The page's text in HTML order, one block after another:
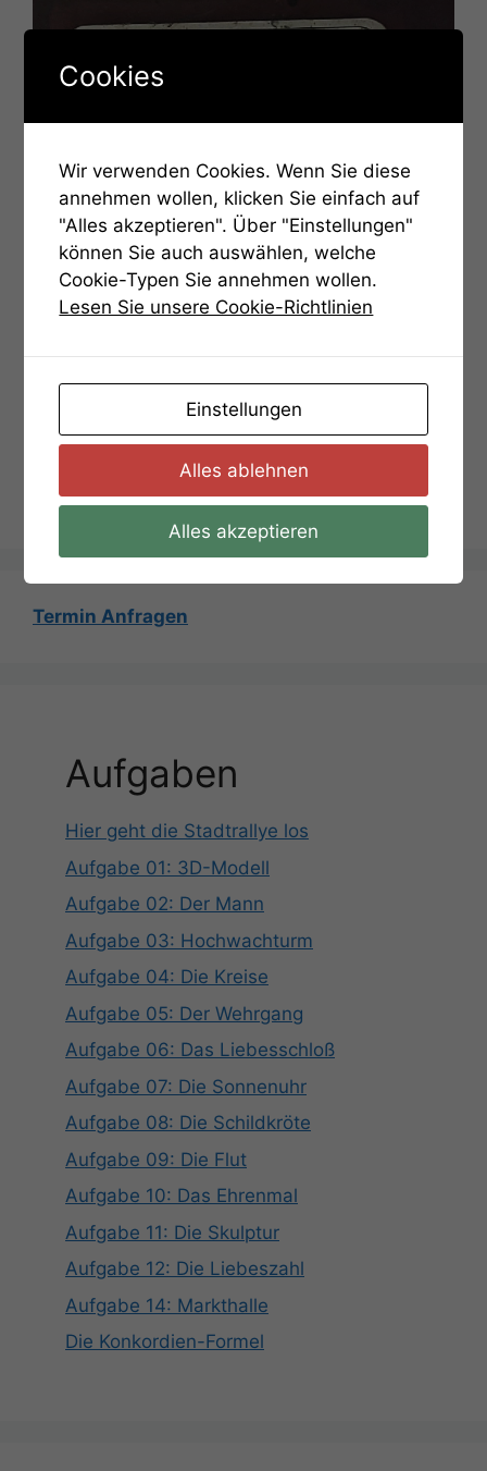
Kategorien
Hinweise
Aufgabe 08 – Hinweis 1
Aufgabe 08 – Hinweis 3
Termin Anfragen
Aufgaben
Hier geht die Stadtrallye los
Aufgabe 01: 3D-Modell
Aufgabe 02: Der Mann
Aufgabe 03: Hochwachturm
Aufgabe 04: Die Kreise
Aufgabe 05: Der Wehrgang
Aufgabe 06: Das Liebesschloß
Aufgabe 07: Die Sonnenuhr
Aufgabe 08: Die Schildkröte
Aufgabe 09: Die Flut
Aufgabe 10: Das Ehrenmal
Aufgabe 11: Die Skulptur
Aufgabe 12: Die Liebeszahl
Aufgabe 14: Markthalle
Die Konkordien-Formel
Cookies
Wir verwenden Cookies. Wenn Sie diese
annehmen wollen, klicken Sie einfach auf
"Alles akzeptieren". Über "Einstellungen"
können Sie auch auswählen, welche
Cookie-Typen Sie annehmen wollen.
Lesen Sie unsere Cookie-Richtlinien
Einstellungen
Alles ablehnen
Alles akzeptieren